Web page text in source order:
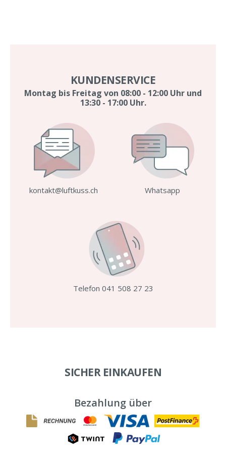
KUNDENSERVICE
Montag bis Freitag von 08:00 - 12:00 Uhr und
13:30 - 17:00 Uhr.
kontakt@luftkuss.ch Whatsapp
Telefon 041 508 27 23
SICHER EINKAUFEN
Bezahlung über